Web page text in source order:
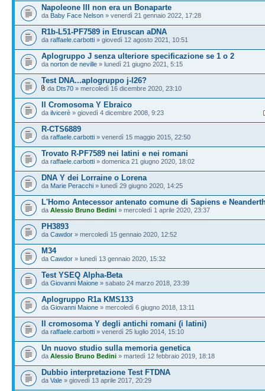
Napoleone III non era un Bonaparte
da Baby Face Nelson » venerdì 21 gennaio 2022, 17:28
R1b-L51-PF7589 in Etruscan aDNA
da raffaele.carbotti » giovedì 12 agosto 2021, 10:51
Aplogruppo J senza ulteriore specificazione se 1 o 2
da norton de neville » lunedì 21 giugno 2021, 5:15
Test DNA...aplogruppo j-l26?
da Dts70 » mercoledì 16 dicembre 2020, 23:10
Il Cromosoma Y Ebraico
da ilvicerè » giovedì 4 dicembre 2008, 9:23
R-CTS6889
da raffaele.carbotti » venerdì 15 maggio 2015, 22:50
Trovato R-PF7589 nei latini e nei romani
da raffaele.carbotti » domenica 21 giugno 2020, 18:02
DNA Y dei Lorraine o Lorena
da Marie Peracchi » lunedì 29 giugno 2020, 14:25
L'Homo Antecessor antenato comune di Sapiens e
da Alessio Bruno Bedini » mercoledì 1 aprile 2020, 23:37
PH3893
da Cawdor » mercoledì 15 gennaio 2020, 12:52
M34
da Cawdor » lunedì 13 gennaio 2020, 15:32
Test YSEQ Alpha-Beta
da Giovanni Maione » sabato 24 marzo 2018, 23:39
Aplogruppo R1a KMS133
da Giovanni Maione » mercoledì 6 giugno 2018, 13:11
Il cromosoma Y degli antichi romani (i latini)
da raffaele.carbotti » venerdì 25 luglio 2014, 15:10
Un nuovo studio sulla memoria genetica
da Alessio Bruno Bedini » martedì 12 febbraio 2019, 18:18
Dubbio interpretazione Test FTDNA
da Vale » giovedì 13 aprile 2017, 20:29